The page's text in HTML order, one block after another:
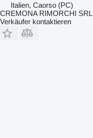
Italien, Caorso (PC)
CREMONA RIMORCHI SRL
Verkäufer kontaktieren